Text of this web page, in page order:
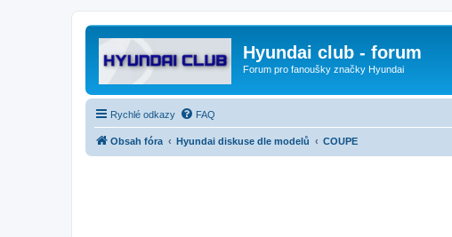
Hyundai club - forum
Forum pro fanoušky značky Hyundai
Rychlé odkazy FAQ
Obsah fóra Hyundai diskuse dle modelů COUPE